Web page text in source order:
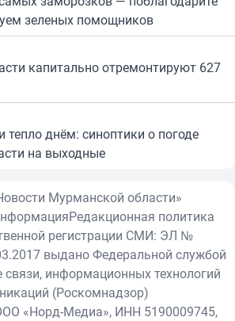
зеленых помощников
капитально отремонтируют 627
днём: синоптики о погоде
на выходные
Мурманской области»
Редакционная политика
регистрации СМИ: ЭЛ №
выдано Федеральной службой
связи, информационных технологий
(Роскомнадзор)
«Норд-Медиа», ИНН 5190009745,